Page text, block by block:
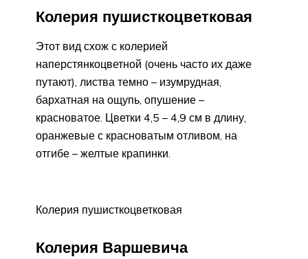
Колерия пушисткоцветковая
Этот вид схож с колерией
наперстянкоцветной (очень часто их даже
путают), листва темно – изумрудная,
бархатная на ощупь, опушение –
красноватое. Цветки 4,5 – 4,9 см в длину,
оранжевые с красноватым отливом, на
отгибе – желтые крапинки.
Колерия пушисткоцветковая
Колерия Варшевича